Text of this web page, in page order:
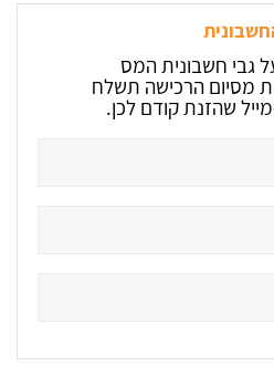
גבי חשבונית המס
תוך 24 שעות מסיום הרכישה תשלח
שהזנת קודם לכן.